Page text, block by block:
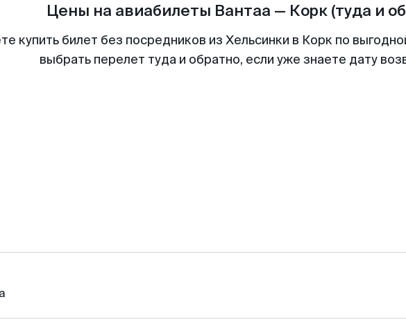
Цены на авиабилеты Вантаа — Корк (туда и
купить билет без посредников из Хельсинки в Корк по
выбрать перелет туда и обратно, если уже знаете дату